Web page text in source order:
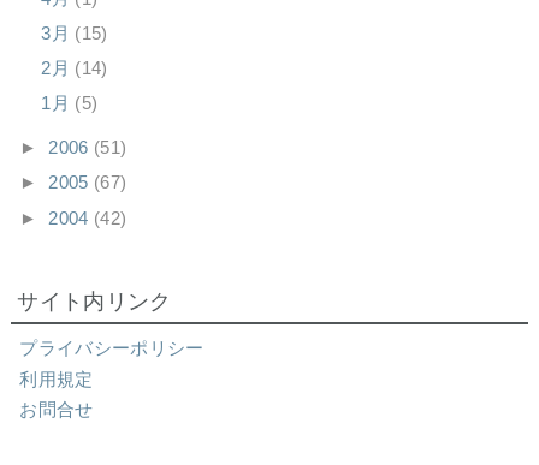
3月 (15)
2月 (14)
1月 (5)
► 2006 (51)
►2005 (67)
► 2004 (42)
サイト内リンク
プライバシーポリシー
利用規定
お問合せ